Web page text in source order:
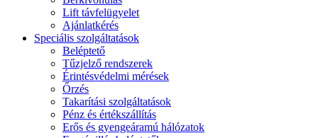
Lift távfelügyelet
Ajánlatkérés
Speciális szolgáltatások
Beléptető
Tűzjelző rendszerek
Érintésvédelmi mérések
Őrzés
Takarítási szolgáltatások
Pénz és értékszállítás
Erős és gyengeáramú hálózatok